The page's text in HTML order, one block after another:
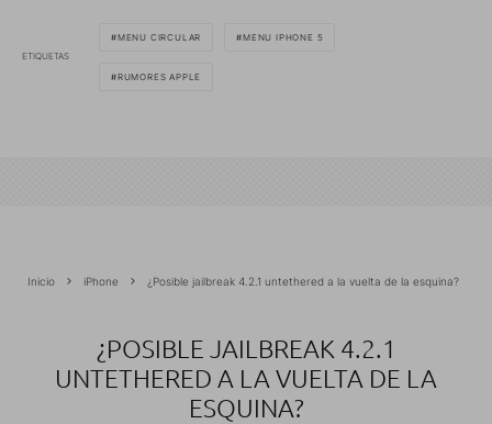
ETIQUETAS
MENU CIRCULAR MENU IPHONE 5
RUMORES APPLE
Inicio iPhone ¿Posible jailbreak 4.2.1 untethered a la vuelta de la esquina?
¿POSIBLE JAILBREAK 4.2.1
UNTETHERED A LA VUELTA DE LA
ESQUINA?